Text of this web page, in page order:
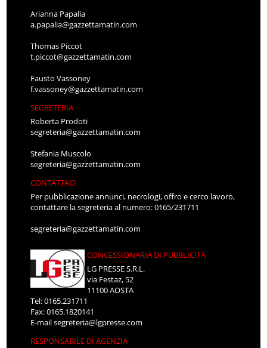
Arianna Papalia
a.papalia@gazzettamatin.com
Thomas Piccot
t.piccot@gazzettamatin.com
Fausto Vassoney
f.vassoney@gazzettamatin.com
SEGRETERIA
Roberta Prodoti
segreteria@gazzettamatin.com
Stefania Muscolo
segreteria@gazzettamatin.com
CONTATTACI
Per pubblicazione annunci, necrologi, offro e cerco lavoro,
contattare la segreteria al numero: 0165/231711
segreteria@gazzettamatin.com
CONCESSIONARIA DI PUBBLICITÀ
LG PRESSE S.R.L.
via Festaz, 52
11100 AOSTA
Tel: 0165.231711
Fax: 0165.1820141
E-mailsegreteria@lgpresse.com
RESPONSABILE DI AGENZIA